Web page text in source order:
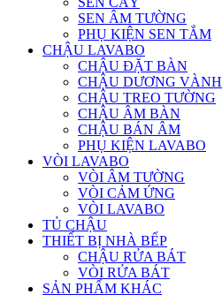
SEN ÂM TƯỜNG
PHỤ KIỆN SEN TẮM
CHẬU LAVABO
CHẬU ĐẶT BÀN
CHẬU DƯƠNG VÀNH
CHẬU TREO TƯỜNG
CHẬU ÂM BÀN
CHẬU BÁN ÂM
PHỤ KIỆN LAVABO
VÒI LAVABO
VÒI ÂM TƯỜNG
VÒI CẢM ỨNG
VÒI LAVABO
TỦ CHẬU
THIẾT BỊ NHÀ BẾP
CHẬU RỬA BÁT
VÒI RỬA BÁT
SẢN PHẨM KHÁC